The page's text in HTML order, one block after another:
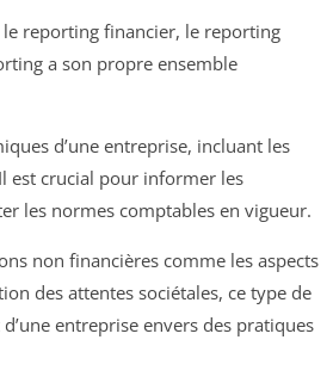
reporting financier, le reporting
a son propre ensemble
d’une entreprise, incluant les
est crucial pour informer les
les normes comptables en vigueur.
non financières comme les aspects
des attentes sociétales, ce type de
entreprise envers des pratiques